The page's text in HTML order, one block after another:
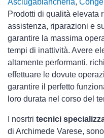
Asciugabiancheria,
Prodotti di qualità elevata
assistenza, riparazioni e
garantire la massima
tempi di inattività. Avere
altamente performanti,
effettuare le dovute
garantire il perfetto
loro durata nel corso del
I nosrtri tecnici
di Archimede Varese,